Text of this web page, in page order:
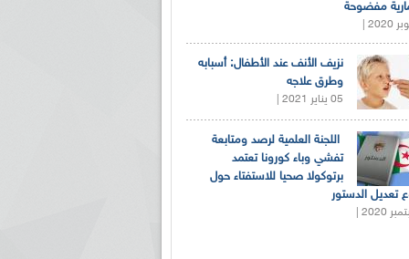
مفضوحة
نزيف الأنف عند الأطفال: أسبابه
وطرق علاجه
05 يناير 2021 |
اللجنة العلمية لرصد ومتابعة
تفشي وباء كورونا تعتمد
برتوكولا صحيا للاستفتاء حول
تعديل الدستور